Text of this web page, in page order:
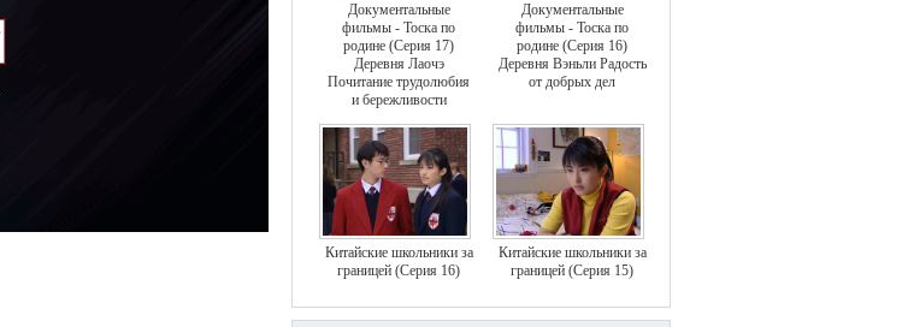
Документальные
фильмы - Тоска по
родине (Серия 17)
Деревня Лаочэ
Почитание трудолюбия
и бережливости
Документальные
фильмы - Тоска по
родине (Серия 16)
Деревня Вэньли Радость
от добрых дел
Китайские школьники за
границей (Серия 16)
Китайские школьники за
границей (Серия 15)